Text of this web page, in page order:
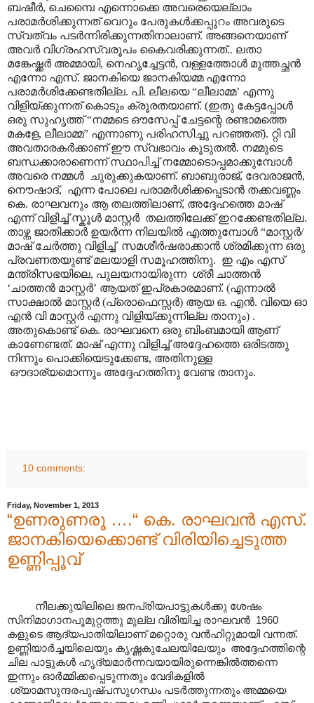
ബഷീർ, ചെമ്പൈ എന്നൊക്കെ അവരെയെല്ലാം
പരാമർശിക്കുന്നത് വെറും പേരുകൾക്കപ്പുറം അവരുടെ
സ്വത്വം പടർന്നിരിക്കുന്നതിനാലാണ്. അങ്ങനെയാണ്
അവർ വിഗ്രഹസ്വരൂപം കൈവരിക്കുന്നത്.. ലതാ
മങ്കേഷ്ക്കർ അമ്മായി, നെഹൃച്ചേട്ടൻ, വള്ളത്തോൾ മുത്തച്ഛൻ
എന്നോ എസ്. ജാനകിയെ ജാനകിയമ്മ എന്നോ
പരാമർശിക്കേണ്ടതില്ല. പി. ലീലയെ “ലീലാമ്മ’ എന്നു
വിളിയ്ക്കുന്നത് കൊടും ക്രൂരതയാണ്. (ഇതു കേട്ടപ്പോൾ
ഒരു സുഹൃത്ത് “നമ്മടെ ഔസേപ്പ് ചേട്ടന്റെ രണ്ടാമത്തെ
മകളേ, ലീലാമ്മ” എന്നാണു പരിഹസിച്ചു പറഞ്ഞത്). റ്റി വി
അവതാരകർക്കാണ് ഈ സ്വഭാവം കൂടുതൽ. നമ്മുടെ
ബന്ധക്കാരാണെന്ന് സ്ഥാപിച്ച് നമ്മോടൊപ്പമാക്കുമ്പോൾ
അവരെ നമ്മൾ ചുരുക്കുകയാണ്. ബാബുരാജ്, ദേവരാജൻ,
നൌഷാ‍ദ്, എന്ന പോലെ പരാമർശിക്കപ്പെടാൻ തക്കവണ്ണം
കെ. രാഘവനും ആ തലത്തിലാണ്, അദ്ദേഹത്തെ മാഷ്
എന്ന് വിളിച്ച് സ്കൂൾ മാസ്റ്റർ തലത്തിലേക്ക് ഇറക്കേണ്ടതില്ല.
താഴ്ന്ന ജാതിക്കാർ ഉയർന്ന നിലയിൽ എത്തുമ്പോൾ “മാസ്റ്റർ/
മാഷ് ചേർത്തു വിളിച്ച് സമശീർഷരാക്കാൻ ശ്രമിക്കുന്ന ഒരു
പ്രവണതയുണ്ട് മലയാളി സമൂഹത്തിനു. ഇ എം എസ്
മന്ത്രിസഭയിലെ, പുലയനായിരുന്ന ശ്രീ ചാത്തൻ
‘ചാത്തൻ മാസ്റ്റർ’ ആയത് ഇപ്രകാരമാണ്. (എന്നാൽ
സാക്ഷാൽ മാസ്റ്റർ (പ്രൊഫെസ്സർ) ആയ ഒ. എൻ. വിയെ ഓ
എൻ വി മാസ്റ്റർ എന്നു വിളിയ്ക്കുന്നില്ല താനും) .
അതുകൊണ്ട് കെ. രാഘവനെ ഒരു ബിംബമായി ആണ്
കാണേണ്ടത്. മാഷ് എന്നു വിളിച്ച് അദ്ദേഹത്തെ ഒരിടത്തു
നിന്നും പൊക്കിയെടുക്കേണ്ട, അതിനുള്ള
ഔദാര്യമൊന്നും അദ്ദേഹത്തിനു വേണ്ട താനും.
10 comments:
Friday, November 1, 2013
“ഉണരുണരൂ ….“ കെ. രാഘവൻ എസ്.
ജാ‍നകിയെക്കൊണ്ട് വിരിയിച്ചെടുത്ത
ഉണ്ണിപ്പൂവ്
നീലക്കുയിലിലെ ജനപ്രിയപാട്ടുകൾക്കു ശേഷം
സിനിമാഗാനപൂമുറ്റത്തു മുല്ല വിരിയിച്ച രാഘവൻ 1960
കളുടെ ആദ്യപാതിയിലാണ് മറ്റൊരു വൻഹിറ്റുമായി വന്നത്.
ഉണ്ണിയാർച്ചയിലെയും കൃഷ്ണകുചേലയിലേയും അദ്ദേഹത്തിന്റെ
ചില പാട്ടുകൾ ഹൃദ്യമാർന്നവയായിരുന്നെങ്കിൽത്തന്നെ
ഇന്നും ഓർമ്മിക്കപ്പെടുന്നതും വേദികളിൽ
ശ്യാമസുന്ദരപുഷ്പസുഗന്ധം പടർത്തുന്നതും അമ്മയെ